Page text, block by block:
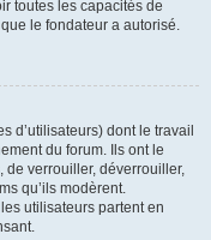
toutes les capacités de
le fondateur a autorisé.
d’utilisateurs) dont le travail
du forum. Ils ont le
de verrouiller, déverrouiller,
qu’ils modèrent.
utilisateurs partent en